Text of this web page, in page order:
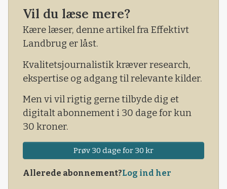
han i denne uge.
Før Covid-19 brød ud i Kina, var man afhængig
af, at en tekniker fra Danmark fløj ud og
vådfodringsanlæg.
Vil du læse mere?
Kære læser, denne artikel fra Effektivt
Landbrug er låst.
Kvalitetsjournalistik kræver research,
ekspertise og adgang til relevante kilder.
Men vi vil rigtig gerne tilbyde dig et
digitalt abonnement i 30 dage for kun
30 kroner.
Prøv 30 dage for 30 kr
Allerede abonnement?Log ind her